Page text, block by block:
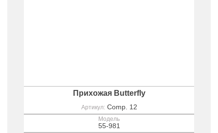
Прихожая Butterfly
Артикул: Comp. 12
Модель
55-981